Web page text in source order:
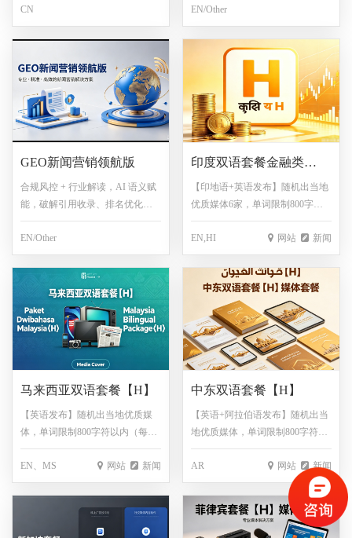
CN
EN/Other‌
GEO新闻营销领航版
合规风控 + 行业解读，AI 语义赋
能，破解引用收录、排名优化痛
点,3套AI询盘线索专题库
EN/Other‌
印度双语套餐金融类
【H】
【印地语+英语发布】随机出当地
优质媒体6家，单词限制800字符
以内（每超出100单词，额外收取
200元，不满100单词按100单词
算），图片免费1张，包翻译，保
底链接200家！！！
EN,HI 网站 新闻
马来西亚双语套餐【H】
【英语发布】随机出当地优质媒
体，单词限制800字符以内（每超
出100单词，额外收取200元，不
满100单词按100单词算），图片
免费1张，包翻译，保底链接200
EN、MS 网站 新闻
中东双语套餐【H】
【英语+阿拉伯语发布】随机出当
地优质媒体，单词限制800字符以
内（每超出100单词，额外收取
200元，不满100单词按100单词
算），图片免费1张，包翻译，保
底链接200家！！！
AR 网站 新闻